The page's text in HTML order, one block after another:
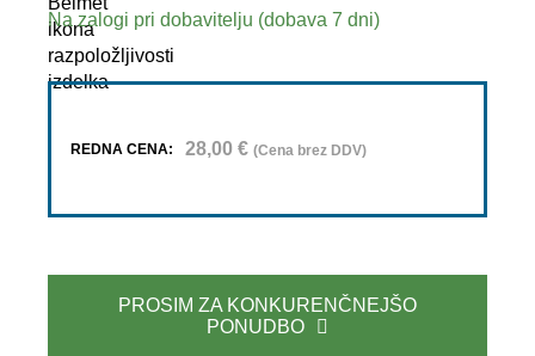
Na zalogi pri dobavitelju (dobava 7 dni)
REDNA CENA: 28,00 € (Cena brez DDV)
PROSIM ZA KONKURENČNEJŠO
PONUDBO